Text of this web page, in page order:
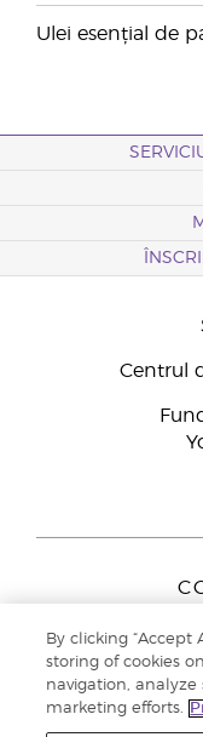
Ulei esențial de
Centrul
By clicking “Accept
storing of cookies
navigation, analyze
marketing efforts.